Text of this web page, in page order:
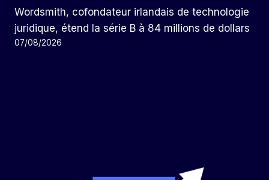
Wordsmith, cofondateur irlandais de technologie
juridique, étend la série B à 84 millions de dollars
07/08/2026